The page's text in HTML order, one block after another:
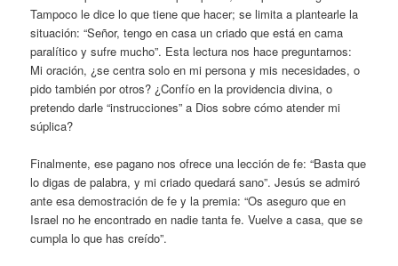
Tampoco le dice lo que tiene que hacer; se limita a plantearle la
situación: “Señor, tengo en casa un criado que está en cama
paralítico y sufre mucho”. Esta lectura nos hace preguntarnos:
Mi oración, ¿se centra solo en mi persona y mis necesidades, o
pido también por otros? ¿Confío en la providencia divina, o
pretendo darle “instrucciones” a Dios sobre cómo atender mi
súplica?
Finalmente, ese pagano nos ofrece una lección de fe: “Basta que
lo digas de palabra, y mi criado quedará sano”. Jesús se admiró
ante esa demostración de fe y la premia: “Os aseguro que en
Israel no he encontrado en nadie tanta fe. Vuelve a casa, que se
cumpla lo que has creído”.